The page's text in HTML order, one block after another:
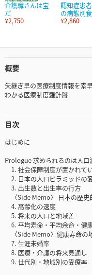
介護職さんは宝
だ
¥2,750
認知症患
の病態別
¥2,860
概要
矢継ぎ早の医療制度情報を素
わかる医療制度羅針盤
目次
はじめに
Prologue 求められるのは人
1. 社会保障制度が置かれて
2. 日本の人口ピラミッドの
3. 出生数と出生率の行方
〈Side Memo〉 日本の歴史
4. 高齢化の速度
5. 将来の人口と地域差
6. 平均寿命・平均余命・健
〈Side Memo〉健康寿命の
7. 生涯未婚率
8. 医療・介護の将来見通し
9. 世代別・地域別の受療率